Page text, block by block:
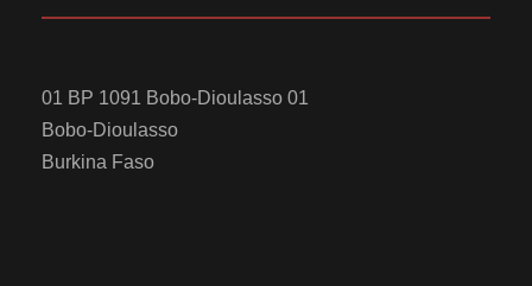
01 BP 1091 Bobo-Dioulasso 01
Bobo-Dioulasso
Burkina Faso